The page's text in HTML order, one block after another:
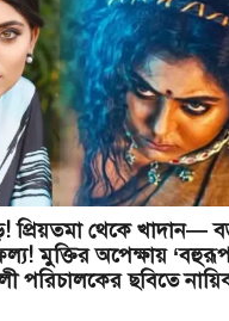
প্রিয়তমা থেকে খাদান—
মুক্তির অপেক্ষায়
পরিচালকের ছবিতে